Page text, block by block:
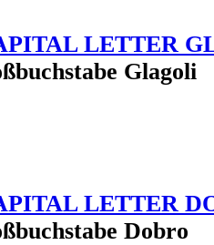
LETTER
Glagoli
LETTER
Dobro